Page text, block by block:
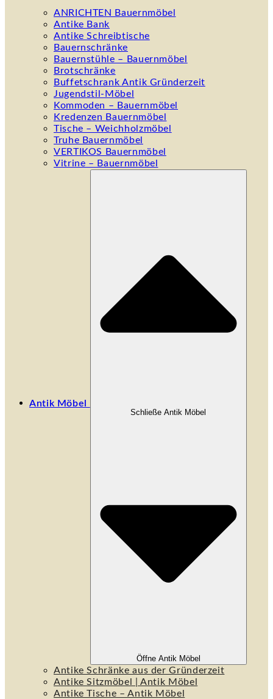
ANRICHTEN Bauernmöbel
Antike Bank
Antike Schreibtische
Bauernschränke
Bauernstühle – Bauernmöbel
Brotschränke
Buffetschrank Antik Gründerzeit
Jugendstil-Möbel
Kommoden – Bauernmöbel
Kredenzen Bauernmöbel
Tische – Weichholzmöbel
Truhe Bauernmöbel
VERTIKOS Bauernmöbel
Vitrine – Bauernmöbel
Antik Möbel
Schließe Antik Möbel
Öffne Antik Möbel
Antike Schränke aus der Gründerzeit
Antike Sitzmöbel | Antik Möbel
Antike Tische – Antik Möbel